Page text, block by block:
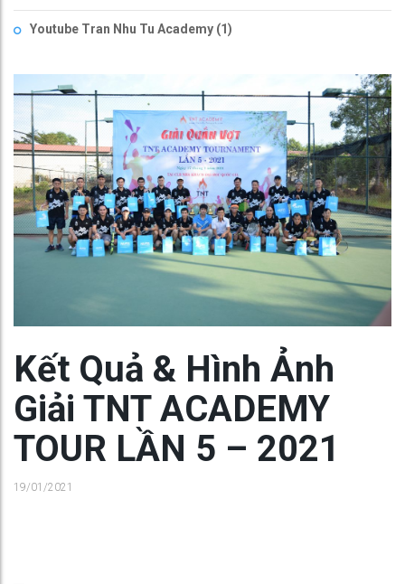
Youtube Tran Nhu Tu Academy (1)
Kết Quả & Hình Ảnh
Giải TNT ACADEMY
TOUR LẦN 5 – 2021
19/01/2021